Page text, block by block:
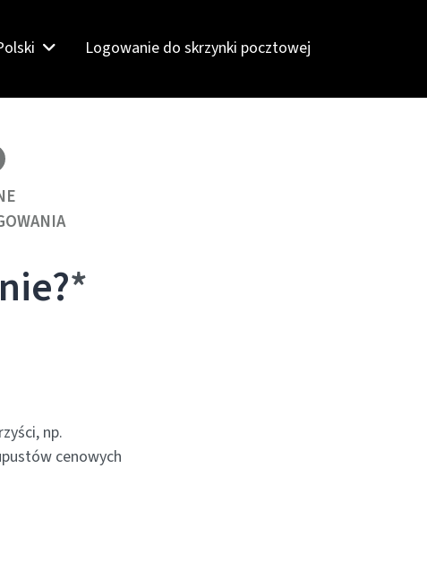
Logowanie do skrzynki pocztowej
np.
cenowych